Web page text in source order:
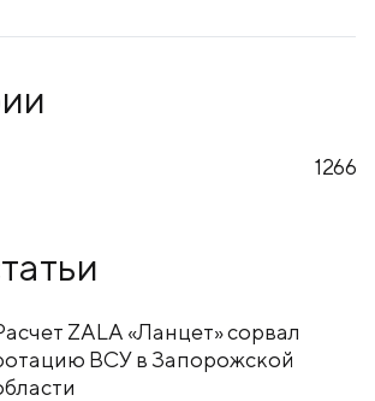
1266
ZALA «Ланцет» сорвал
ВСУ в Запорожской